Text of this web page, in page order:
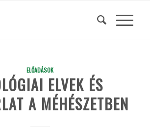
ELŐADÁSOK
ELVEK ÉS
A MÉHÉSZETBEN